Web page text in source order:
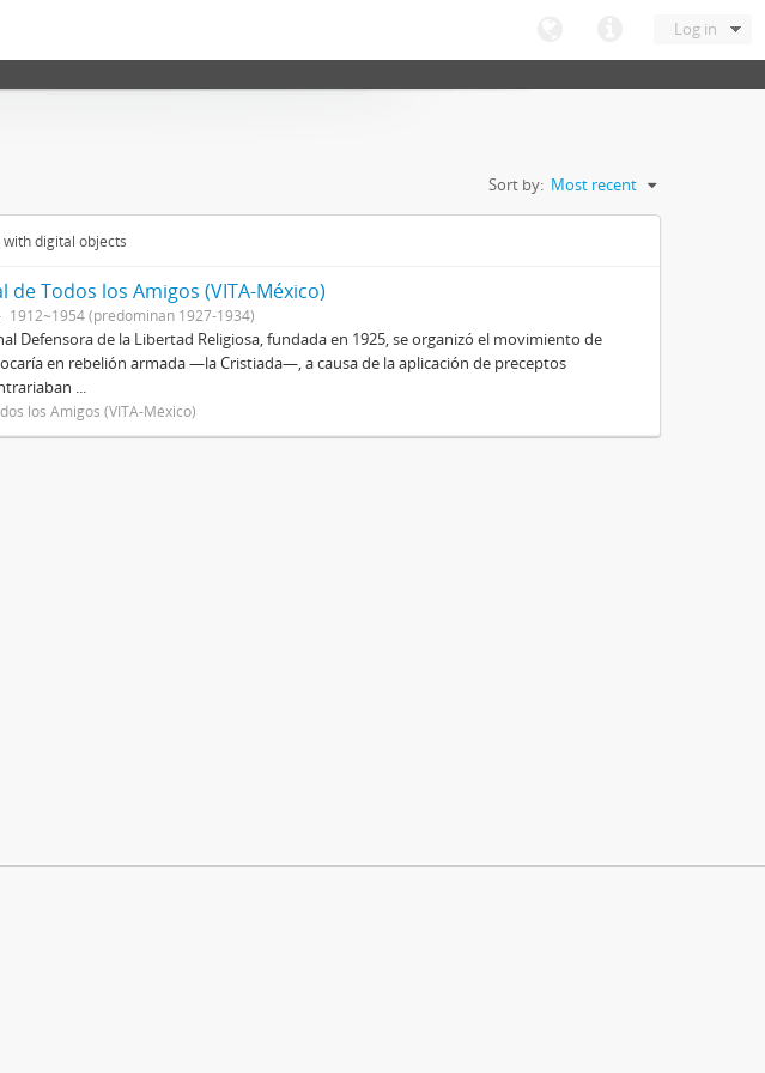
Log in
Sort by: Most recent
digital objects
Todos los Amigos (VITA-México)
1912~1954 (predominan 1927-1934)
Defensora de la Libertad Religiosa, fundada en 1925, se organizó el movimiento de
en rebelión armada —la Cristiada—, a causa de la aplicación de preceptos
...
los Amigos (VITA-México)